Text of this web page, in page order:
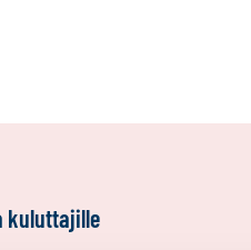
kuluttajille